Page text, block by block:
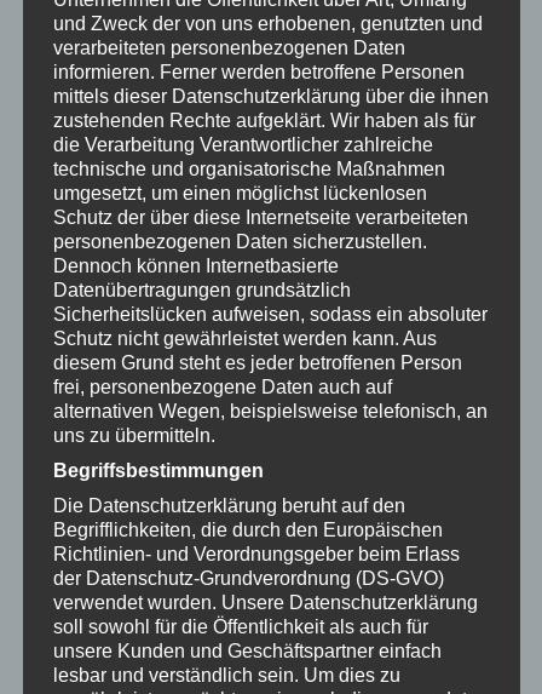
Sternkopf-Engel, mit Geige, stehend Bach,
Beethoven oder Mozart – die Engel der Musik-
Kollektion von Sternkopf sind Meisterinnen ihres
Instruments und bringen Klassik und Moderne in
zauberhaften Einklang. Besonders die
selbstbewusste Violinistin beeindruckt mit ihrer
meisterlichen Fingerfertigkeit. Als erste Geige und
Konzertmeisterin des Sternkopf Orchesters gibt sie
bei jedem Konzert den Ton an und begeistert
fantasievoll mit virtuosen Soli. Von samtig-weich
bis rasant und stürmisch – diese Lady erweckt mit
ihrer Geige die Musik zum Leben.
Sternkopf Engel
– eine Sinfonie erzgebirgischer Holzkunst
elegant, sexy: so hast du Weihnachtsengel noch nie
Weihnachten eine gute Figur machen? Mit ihrem
erotischen Hüftschwung und den leuchtenden
Farben sind die Engel der Marke Sternkopf das
ganze Jahr über eine peppig moderne Dekoration,
die garantiert eine Menge staunender
Aufmerksamkeit auf sich zieht. Zu
stimmungsvollen Ensembles arrangiert stehen die
und Zweck der von uns erhobenen, genutzten und
verarbeiteten personenbezogenen Daten
informieren. Ferner werden betroffene Personen
mittels dieser Datenschutzerklärung über die ihnen
zustehenden Rechte aufgeklärt. Wir haben als für
die Verarbeitung Verantwortlicher zahlreiche
technische und organisatorische Maßnahmen
umgesetzt, um einen möglichst lückenlosen
Schutz der über diese Internetseite verarbeiteten
personenbezogenen Daten sicherzustellen.
Dennoch können Internetbasierte
Datenübertragungen grundsätzlich
Sicherheitslücken aufweisen, sodass ein absoluter
Schutz nicht gewährleistet werden kann. Aus
diesem Grund steht es jeder betroffenen Person
frei, personenbezogene Daten auch auf
alternativen Wegen, beispielsweise telefonisch, an
uns zu übermitteln.
Begriffsbestimmungen
Die Datenschutzerklärung beruht auf den
Begrifflichkeiten, die durch den Europäischen
Richtlinien- und Verordnungsgeber beim Erlass
der Datenschutz-Grundverordnung (DS-GVO)
verwendet wurden. Unsere Datenschutzerklärung
soll sowohl für die Öffentlichkeit als auch für
unsere Kunden und Geschäftspartner einfach
lesbar und verständlich sein. Um dies zu